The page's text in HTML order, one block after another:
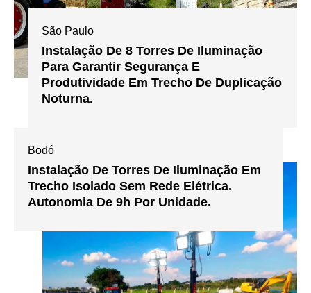
São Paulo
Instalação De 8 Torres De Iluminação
Para Garantir Segurança E
Produtividade Em Trecho De Duplicação
Noturna.
Bodó
Instalação De Torres De Iluminação Em
Trecho Isolado Sem Rede Elétrica.
Autonomia De 9h Por Unidade.